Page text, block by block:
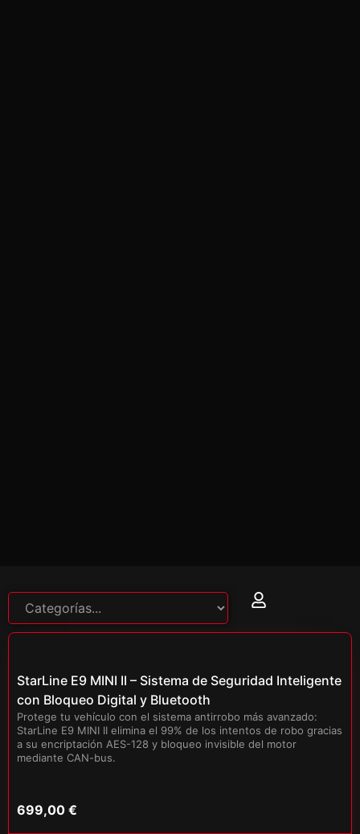
StarLine E9 MINI II – Sistema de Seguridad Inteligente
con Bloqueo Digital y Bluetooth
Protege tu vehículo con el sistema antirrobo más avanzado:
StarLine E9 MINI II elimina el 99% de los intentos de robo gracias
a su encriptación AES-128 y bloqueo invisible del motor
mediante CAN-bus.
699,00 €